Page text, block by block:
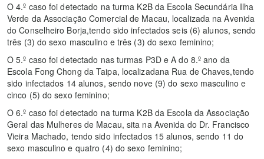
O 4.º caso foi detectado na turma K2B da Escola Secundária Ilha
Verde da Associação Comercial de Macau, localizada na Avenida
do Conselheiro Borja,tendo sido infectados seis (6) alunos, sendo
três (3) do sexo masculino e três (3) do sexo feminino;
O 5.º caso foi detectado nas turmas P3D e A do 8.º ano da
Escola Fong Chong da Taipa, localizadana Rua de Chaves,tendo
sido infectados 14 alunos, sendo nove (9) do sexo masculino e
cinco (5) do sexo feminino;
O 6.º caso foi detectado na turma K2B da Escola da Associação
Geral das Mulheres de Macau, sita na Avenida do Dr. Francisco
Vieira Machado, tendo sido infectados 15 alunos, sendo 11 do
sexo masculino e quatro (4) do sexo feminino;